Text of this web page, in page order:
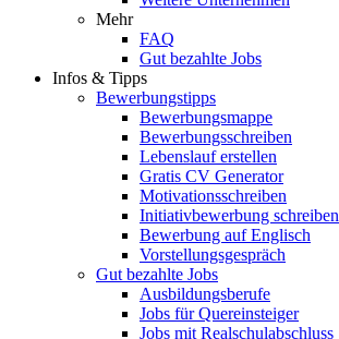
Mehr
FAQ
Gut bezahlte Jobs
Infos & Tipps
Bewerbungstipps
Bewerbungsmappe
Bewerbungsschreiben
Lebenslauf erstellen
Gratis CV Generator
Motivationsschreiben
Initiativbewerbung schreiben
Bewerbung auf Englisch
Vorstellungsgespräch
Gut bezahlte Jobs
Ausbildungsberufe
Jobs für Quereinsteiger
Jobs mit Realschulabschluss